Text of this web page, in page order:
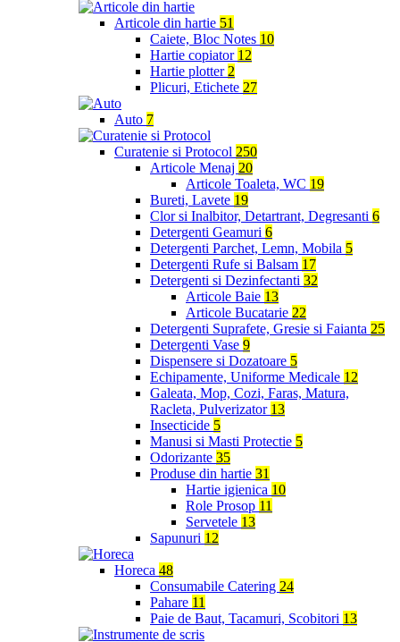
Articole din hartie 51
Caiete, Bloc Notes 10
Hartie copiator 12
Hartie plotter 2
Plicuri, Etichete 27
Auto 7
Curatenie si Protocol 250
Articole Menaj 20
Articole Toaleta, WC 19
Bureti, Lavete 19
Clor si Inalbitor, Detartrant, Degresanti 6
Detergenti Geamuri 6
Detergenti Parchet, Lemn, Mobila 5
Detergenti Rufe si Balsam 17
Detergenti si Dezinfectanti 32
Articole Baie 13
Articole Bucatarie 22
Detergenti Suprafete, Gresie si Faianta 25
Detergenti Vase 9
Dispensere si Dozatoare 5
Echipamente, Uniforme Medicale 12
Galeata, Mop, Cozi, Faras, Matura,
Racleta, Pulverizator 13
Insecticide 5
Manusi si Masti Protectie 5
Odorizante 35
Produse din hartie 31
Hartie igienica 10
Role Prosop 11
Servetele 13
Sapunuri 12
Horeca 48
Consumabile Catering 24
Pahare 11
Paie de Baut, Tacamuri, Scobitori 13